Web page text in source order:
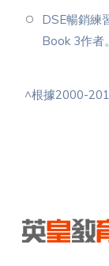
DSE暢銷練
Book 3作者。
^根據2000-